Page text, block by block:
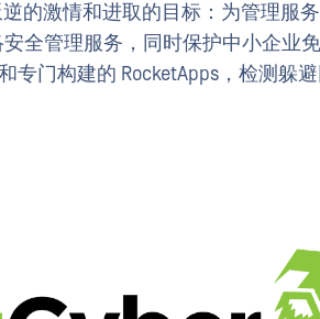
逆的激情和进取的目标：为管理服
全管理服务，同时保护中小企业
专门构建的 RocketApps，检测躲